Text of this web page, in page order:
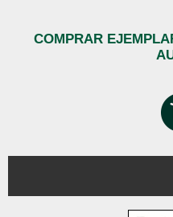
COMPRAR